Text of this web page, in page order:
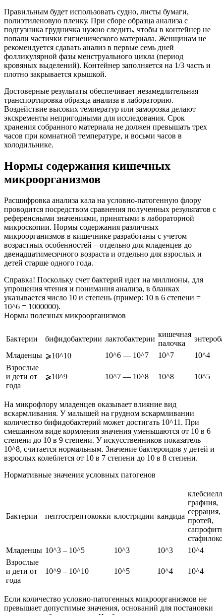
Правильным будет использовать судно, листы бумаги,
полиэтиленовую пленку. При сборе образца анализа с
подгузника грудничка нужно следить, чтобы в контейнер не
попали частички гигиенического материала. Женщинам не
рекомендуется сдавать анализ в первые семь дней
фолликулярной фазы менструального цикла (период
кровяных выделений). Контейнер заполняется на 1/3 часть и
плотно закрывается крышкой.
Достоверные результаты обеспечивает незамедлительная
транспортировка образца анализа в лабораторию.
Воздействие высоких температур или заморозка делают
экскременты непригодными для исследования. Срок
хранения собранного материала не должен превышать трех
часов при комнатной температуре, и восьми часов в
холодильнике.
Нормы содержания кишечных
микроорганизмов
Расшифровка анализа кала на условно-патогенную флору
проводится посредством сравнения полученных результатов с
референсными значениями, принятыми в лабораторной
микроскопии. Нормы содержания различных
микроорганизмов в кишечнике разработаны с учетом
возрастных особенностей – отдельно для младенцев до
двенадцатимесячного возраста и отдельно для взрослых и
детей старше одного года.
Справка! Поскольку счет бактерий идет на миллионы, для
упрощения чтения и понимания анализа, в бланках
указывается число 10 и степень (пример: 10 в 6 степени =
10^6 = 1000000).
Нормы полезных микроорганизмов
Бактерии бифидобактерии лактобактерии
кишечная
палочка
Младенцы ⩾10^10 10^6 — 10^7 10^7
10^4
Взрослые
и дети от
года
⩾10^9 10^7 — 10^8 10^8 10^5
На микрофлору младенцев оказывает влияние вид
вскармливания. У малышей на грудном вскармливании
количество бифидобактерий может достигать 10^11. При
смешанном виде кормления значения уменьшаются от 10 в 6
степени до 10 в 9 степени. У искусственников показатель
10^8, считается нормальным. Значение бактероидов у детей и
взрослых колеблется от 10 в 7 степени до 10 в 8 степени.
Нормативные значения условных патогенов
Бактерии пептострептококки клостридии кандида
графния,
серрация,
протей,
Младенцы 10^3 – 10^5 10^3 10^3
10^4
Взрослые
и дети от
года
10^9 – 10^10 10^5 10^4 10^4
Если количество условно-патогенных микроорганизмов не
превышает допустимые значения, оснований для постановки